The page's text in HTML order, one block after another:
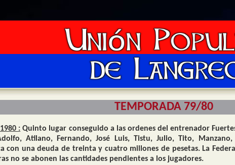
TEMPORADA 79/80
: Quinto lugar conseguido a las ordenes del entrenador
Atilano, Fernando, José Luis, Tistu, Julio, Tito,
con una deuda de treinta y cuatro millones de pesetas.La
no se abonen las cantidades pendientes a los jugadores.